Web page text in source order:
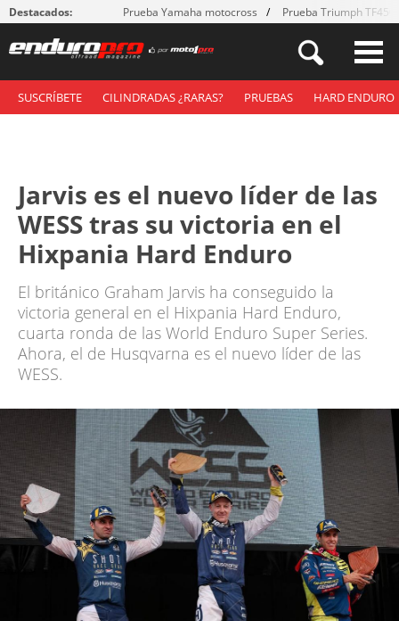
Destacados: Prueba Yamaha motocross Prueba Triumph
SUSCRÍBETE CILINDRADAS ¿RARAS? PRUEBAS HARD ENDURO
Jarvis es el nuevo líder de las
WESS tras su victoria en el
Hixpania Hard Enduro
El británico Graham Jarvis ha conseguido la
victoria general en el Hixpania Hard Enduro,
cuarta ronda de las World Enduro Super Series.
Ahora, el de Husqvarna es el nuevo líder de las
WESS.